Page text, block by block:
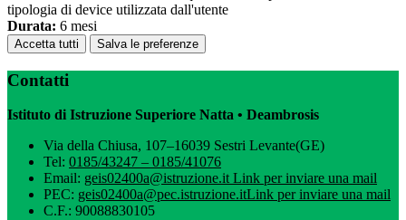
tipologia di device utilizzata dall'utente
Durata: 6 mesi
Accetta tutti Salva le preferenze
Contatti
Istituto di Istruzione Superiore Natta • Deambrosis
Via della Chiusa, 107–16039 Sestri Levante(GE)
Tel: 0185/43247 – 0185/41076
Email: geis02400a@istruzione.itLink per inviare una mail
PEC: geis02400a@pec.istruzione.itLink per inviare una mail
C.F.: 90088830105